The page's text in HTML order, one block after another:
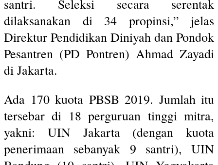
santri. Seleksi secara serentak
dilaksanakan di 34 propinsi,” jelas
Direktur Pendidikan Diniyah dan Pondok
Pesantren (PD Pontren) Ahmad Zayadi
di Jakarta.
Ada 170 kuota PBSB 2019. Jumlah itu
tersebar di 18 perguruan tinggi mitra,
yakni: UIN Jakarta (dengan kuota
penerimaan sebanyak 9 santri), UIN